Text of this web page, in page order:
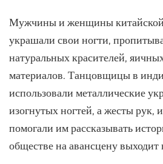
Мужчины и женщины
украшали свои ногти,
натуральных красителей,
материалов. Танцовщицы в
использовали металлические
изогнутых ногтей, а жесты рук,
помогали им рассказывать
обществе на авансцену выходит